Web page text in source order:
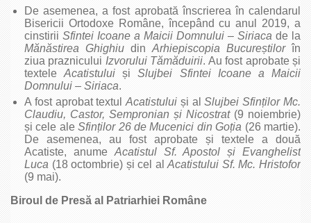
De asemenea, a fost aprobată înscrierea în calendarul
Bisericii Ortodoxe Române, începând cu anul 2019, a
cinstirii Sfintei Icoane a Maicii Domnului – Siriaca de la
Mănăstirea Ghighiu din Arhiepiscopia Bucureștilorîn
ziua praznicului Izvorului Tămăduirii. Au fost aprobate și
texteleAcatistului șiSlujbei Sfintei Icoane a Maicii
Domnului – Siriaca.
A fost aprobat textulAcatistului și alSlujbei Sfinților Mc.
Claudiu, Castor, Sempronian și Nicostrat(9 noiembrie)
și cele aleSfinților 26 de Mucenici din Goția (26 martie).
De asemenea, au fost aprobate și textele a două
Acatiste, anume Acatistul Sf. Apostolși Evanghelist
Luca (18 octombrie) și cel alAcatistului Sf. Mc. Hristofor
(9 mai).
Biroul de Presă al Patriarhiei Române